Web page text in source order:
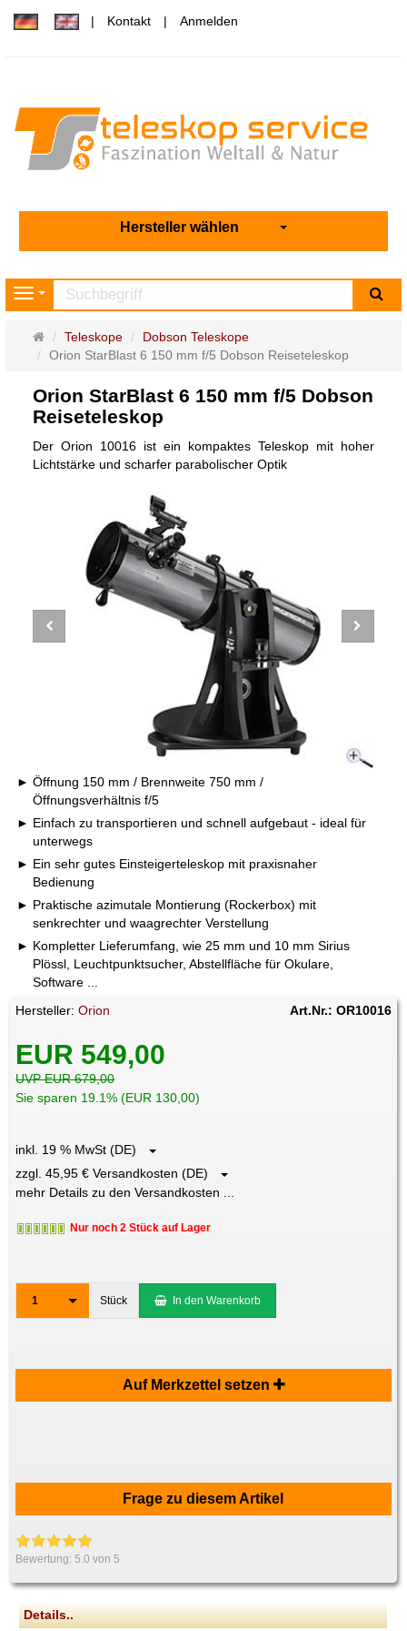
Kontakt Anmelden
Hersteller wählen
Navigation
Startseite
Teleskope
Dobson Teleskope
Orion StarBlast 6 150 mm f/5 Dobson Reiseteleskop
Orion StarBlast 6 150 mm f/5 Dobson
Reiseteleskop
Der Orion 10016 ist ein kompaktes Teleskop mit hoher
Lichtstärke und scharfer parabolischer Optik
Öffnung 150 mm / Brennweite 750 mm /
Öffnungsverhältnis f/5
Einfach zu transportieren und schnell aufgebaut - ideal für
unterwegs
Ein sehr gutes Einsteigerteleskop mit praxisnaher
Bedienung
Praktische azimutale Montierung (Rockerbox) mit
senkrechter und waagrechter Verstellung
Kompletter Lieferumfang, wie 25 mm und 10 mm Sirius
Plössl, Leuchtpunktsucher, Abstellfläche für Okulare,
Software ...
Hersteller:Orion Art.Nr.: OR10016
EUR 549,00
UVP EUR 679,00
Sie sparen 19.1% (EUR 130,00)
inkl. 19 % MwSt (DE)
zzgl. 45,95 € Versandkosten (DE)
mehr Details zu den Versandkosten ...
Nur noch 2 Stück auf Lager
1 Stück In den Warenkorb
Auf Merkzettel setzen
Frage zu diesem Artikel
Bewertung:5.0 von 5
Details..